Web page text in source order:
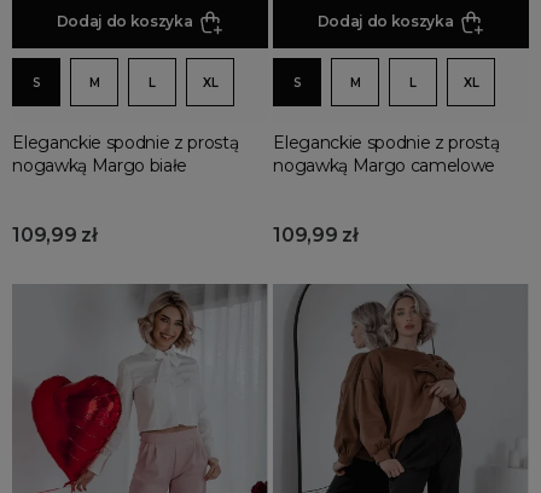
Dodaj do koszyka
S M L XL
Eleganckie spodnie z prostą
nogawką Margo białe
109,99 zł
Dodaj do koszyka
S M L XL
Eleganckie spodnie z prostą
nogawką Margo camelowe
109,99 zł